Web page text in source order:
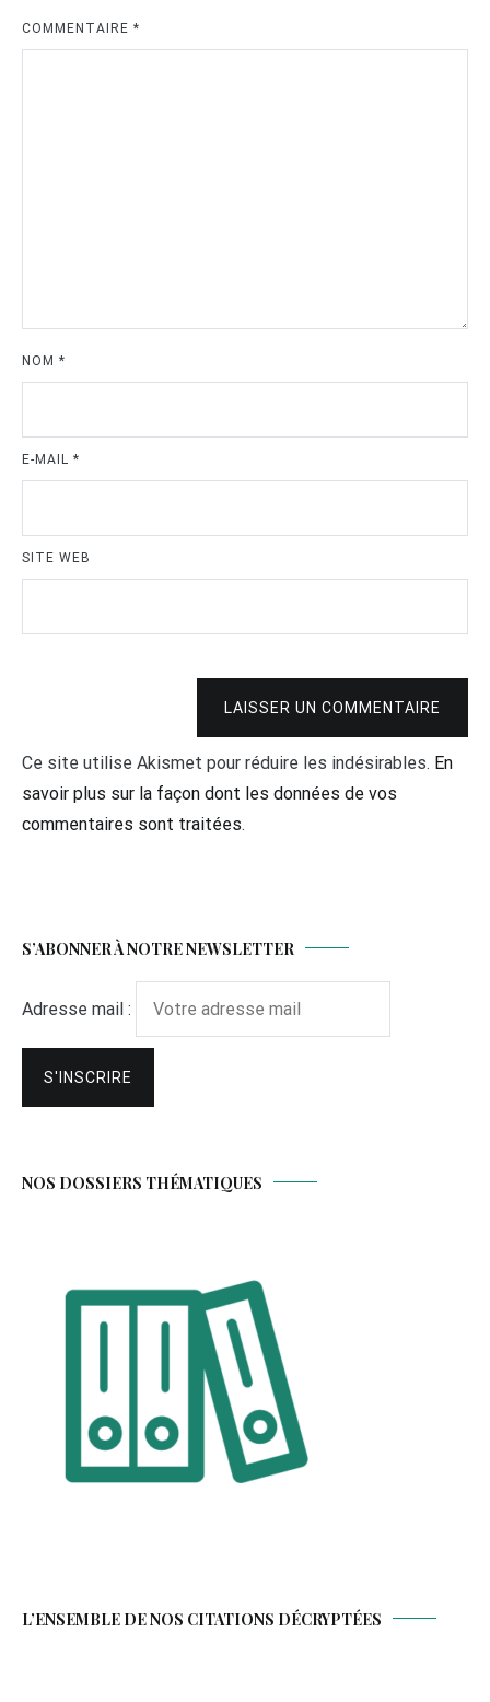
COMMENTAIRE *
NOM *
E-MAIL *
SITE WEB
LAISSER UN COMMENTAIRE
Ce site utilise Akismet pour réduire les indésirables. En
savoir plus sur la façon dont les données de vos
commentaires sont traitées.
S’ABONNER À NOTRE NEWSLETTER
Adresse mail :
NOS DOSSIERS THÉMATIQUES
L’ENSEMBLE DE NOS CITATIONS DÉCRYPTÉES